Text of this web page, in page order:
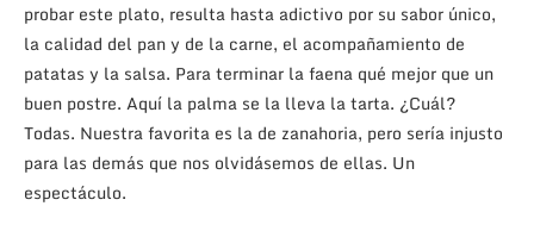
probar este plato, resulta hasta adictivo por su sabor único,
la calidad del pan y de la carne, el acompañamiento de
patatas y la salsa. Para terminar la faena qué mejor que un
buen postre. Aquí la palma se la lleva la tarta. ¿Cuál?
Todas. Nuestra favorita es la de zanahoria, pero sería injusto
para las demás que nos olvidásemos de ellas. Un
espectáculo.